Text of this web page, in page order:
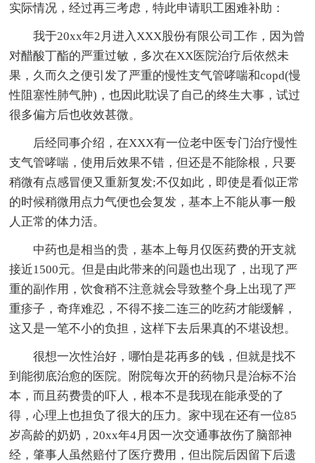
实际情况，经过再三考虑，特此申请职工困难补助：
我于20xx年2月进入XXX股份有限公司工作，因为曾
对醋酸丁酯的严重过敏，多次在XX医院治疗后依然未
果，久而久之便引发了严重的慢性支气管哮喘和copd(慢
性阻塞性肺气肿)，也因此耽误了自己的终生大事，试过
很多偏方后也收效甚微。
后经同事介绍，在XXX有一位老中医专门治疗慢性
支气管哮喘，使用后效果不错，但还是不能除根，只要
稍微有点感冒便又重新复发;不仅如此，即使是看似正常
的时候稍微用点力气便也会复发，基本上不能从事一般
人正常的体力活。
中药也是相当的贵，基本上每月仅医药费的开支就
接近1500元。但是由此带来的问题也出现了，出现了严
重的副作用，饮食稍不注意就会导致整个身上出现了严
重疹子，奇痒难忍，不得不接二连三的吃药才能缓解，
这又是一笔不小的负担，这样下去后果真的不堪设想。
很想一次性治好，哪怕是花再多的钱，但就是找不
到能彻底治愈的医院。附院每次开的药物只是治标不治
本，而且药费贵的吓人，根本不是我现在能承受的了
得，心理上也担负了很大的压力。家中现在还有一位85
岁高龄的奶奶，20xx年4月因一次交通事故伤了脑部神
经，肇事人虽然赔付了医疗费用，但出院后因留下后遗